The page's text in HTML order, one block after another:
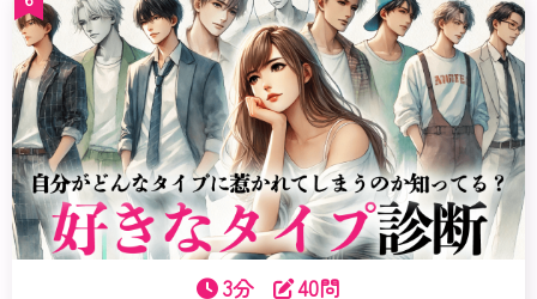
み出せるようサポートします。自分の魅力を再確認し、
恋のチャンスを最大限に活かしましょう！今すぐ試し
て、素敵な恋を掴んでくださいね。
3分 40問